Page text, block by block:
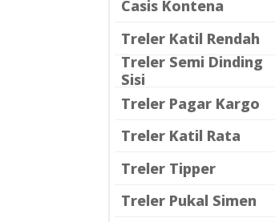
Casis Kontena
Treler Katil Rendah
Treler Semi Dinding
Sisi
Treler Pagar Kargo
Treler Katil Rata
Treler Tipper
Treler Pukal Simen